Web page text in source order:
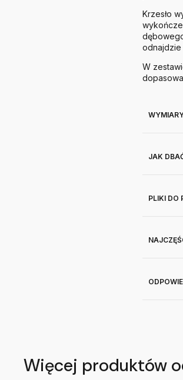
Krzesło
odnajdzie
W
JAK
PLIKI DO
Więcej produktów